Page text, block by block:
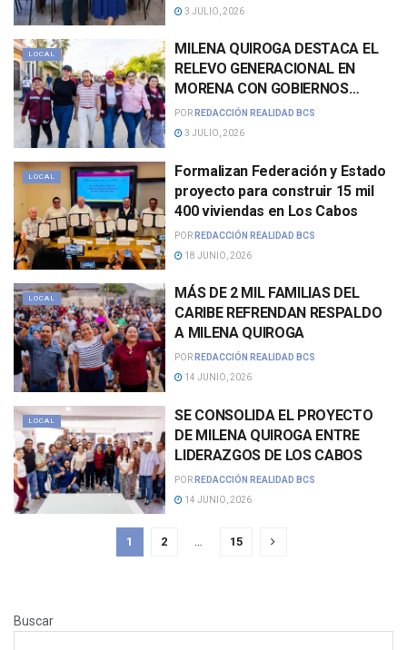
3 JULIO, 2026
LOCAL
MILENA QUIROGA DESTACA EL
RELEVO GENERACIONAL EN
MORENA CON GOBIERNOS
CERCANOS Y RESULTADOS
COMPROBADOS
POR REDACCIÓN REALIDAD BCS
3 JULIO, 2026
LOCAL
Formalizan Federación y Estado
proyecto para construir 15 mil
400 viviendas en Los Cabos
POR REDACCIÓN REALIDAD BCS
18 JUNIO, 2026
LOCAL
MÁS DE 2 MIL FAMILIAS DEL
CARIBE REFRENDAN RESPALDO
A MILENA QUIROGA
POR REDACCIÓN REALIDAD BCS
14 JUNIO, 2026
LOCAL
SE CONSOLIDA EL PROYECTO
DE MILENA QUIROGA ENTRE
LIDERAZGOS DE LOS CABOS
POR REDACCIÓN REALIDAD BCS
14 JUNIO, 2026
1 2 … 15
Buscar